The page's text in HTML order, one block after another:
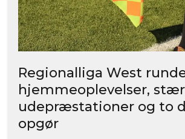
Regionalliga West
hjemmeoplevelser,
udepræstationer og to
opgør